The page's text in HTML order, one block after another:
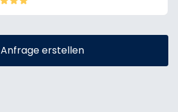
Anfrage erstellen